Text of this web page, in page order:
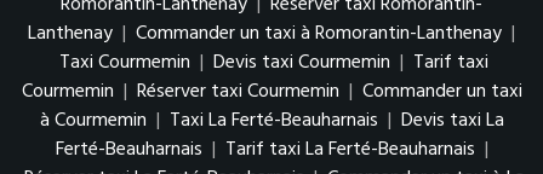
Lanthenay | Commander un taxi à Romorantin-Lanthenay |
Taxi Courmemin | Devis taxi Courmemin | Tarif taxi
Courmemin | Réserver taxi Courmemin | Commander un taxi
à Courmemin | Taxi La Ferté-Beauharnais | Devis taxi La
Ferté-Beauharnais | Tarif taxi La Ferté-Beauharnais |